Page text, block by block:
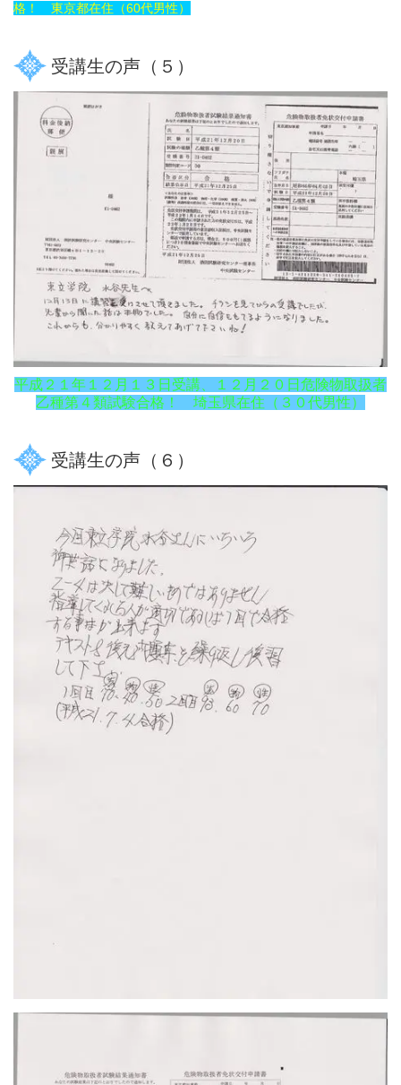
格！ 東京都在住（60代男性）
受講生の声（５）
平成２１年１２月１３日受講、１２月２０日危険物取扱者
乙種第４類試験合格！ 埼玉県在住（３０代男性）
受講生の声（６）